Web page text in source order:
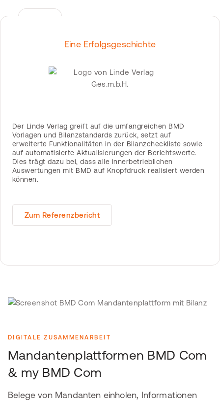
Eine Erfolgsgeschichte
Der Linde Verlag greift auf die umfangreichen BMD
Vorlagen und Bilanzstandards zurück, setzt auf
erweiterte Funktionalitäten in der Bilanzcheckliste sowie
auf automatisierte Aktualisierungen der Berichtswerte.
Dies trägt dazu bei, dass alle innerbetrieblichen
Auswertungen mit BMD auf Knopfdruck realisiert werden
können.
Zum Referenzbericht
DIGITALE ZUSAMMENARBEIT
Mandantenplattformen BMD Com
& my BMD Com
Belege von Mandanten einholen, Informationen